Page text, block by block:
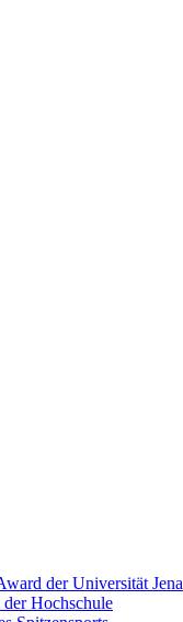
der Universität Jena
Hochschule